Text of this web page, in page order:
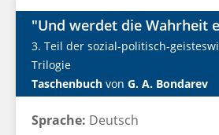
"Und werdet die Wahrheit
3. Teil der sozial-politisch-
Trilogie
Taschenbuch von G. A. Bondarev
Sprache: Deutsch